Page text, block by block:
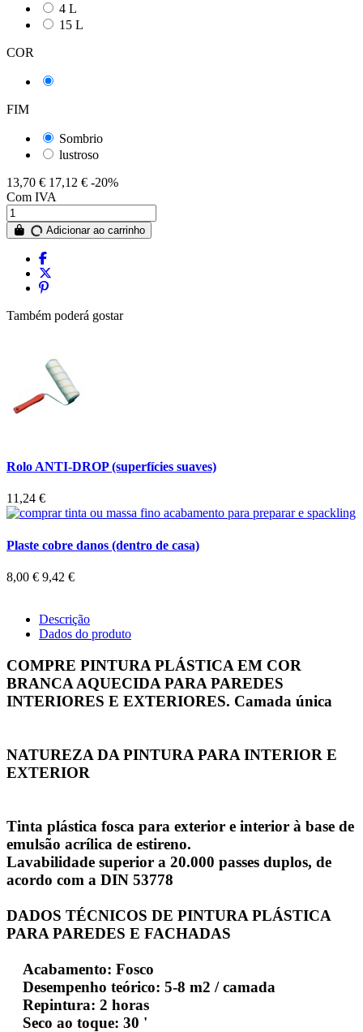
4 L
15 L
COR
FIM
Sombrio
lustroso
13,70 € 17,12 € -20%
Com IVA
Adicionar ao carrinho
Também poderá gostar
Rolo ANTI-DROP (superfícies suaves)
11,24 €
Plaste cobre danos (dentro de casa)
8,00 € 9,42 €
Descrição
Dados do produto
COMPRE PINTURA PLÁSTICA EM COR
BRANCA AQUECIDA PARA PAREDES
INTERIORES E EXTERIORES. Camada única
NATUREZA DA PINTURA PARA INTERIOR E
EXTERIOR
Tinta plástica fosca para exterior e interior à base de
emulsão acrílica de estireno.
Lavabilidade superior a 20.000 passes duplos, de
acordo com a DIN 53778
DADOS TÉCNICOS DE PINTURA PLÁSTICA
PARA PAREDES E FACHADAS
Acabamento: Fosco
Desempenho teórico: 5-8 m2 / camada
Repintura: 2 horas
Seco ao toque: 30 '